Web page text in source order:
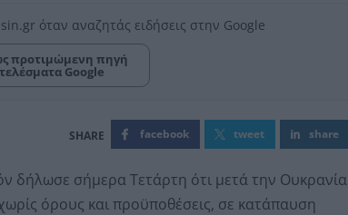
όταν αναζητάς ειδήσεις στην Google
προτιμώμενη πηγή
Google
facebook tweet share
δήλωσε σήμερα Τετάρτη ότι μετά την Ουκρανία
όρους και προϋποθέσεις, σε κατάπαυση